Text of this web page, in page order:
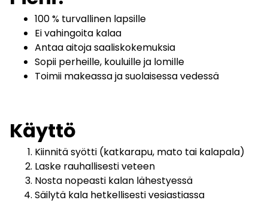
100 % turvallinen lapsille
Ei vahingoita kalaa
Antaa aitoja saaliskokemuksia
Sopii perheille, kouluille ja lomille
Toimii makeassa ja suolaisessa vedessä
Käyttö
Kiinnitä syötti (katkarapu, mato tai kalapala)
Laske rauhallisesti veteen
Nosta nopeasti kalan lähestyessä
Säilytä kala hetkellisesti vesiastiassa